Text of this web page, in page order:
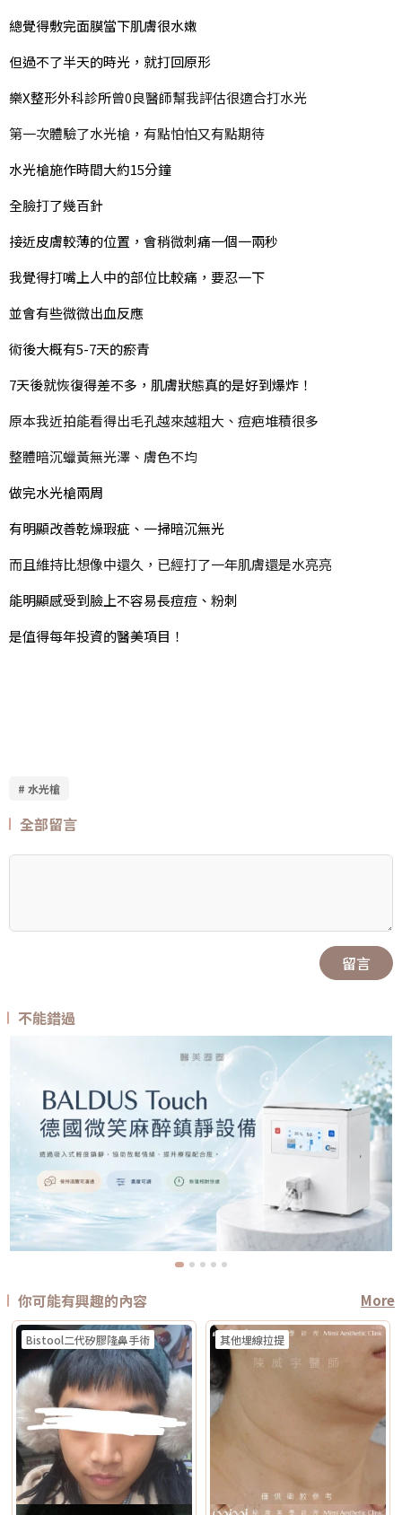
總覺得敷完面膜當下肌膚很水嫩
但過不了半天的時光，就打回原形
樂X整形外科診所曾0良醫師幫我評估很適合打水光
第一次體驗了水光槍，有點怕怕又有點期待
水光槍施作時間大約15分鐘
全臉打了幾百針
接近皮膚較薄的位置，會稍微刺痛一個一兩秒
我覺得打嘴上人中的部位比較痛，要忍一下
並會有些微微出血反應
術後大概有5-7天的瘀青
7天後就恢復得差不多，肌膚狀態真的是好到爆炸！
原本我近拍能看得出毛孔越來越粗大、痘疤堆積很多
整體暗沉蠟黃無光澤、膚色不均
做完水光槍兩周
有明顯改善乾燥瑕疵、一掃暗沉無光
而且維持比想像中還久，已經打了一年肌膚還是水亮亮
能明顯感受到臉上不容易長痘痘、粉刺
是值得每年投資的醫美項目！
# 水光槍
全部留言
留言
不能錯過
你可能有興趣的內容 More
Bistool二代矽膠隆鼻手術 其他埋線拉提